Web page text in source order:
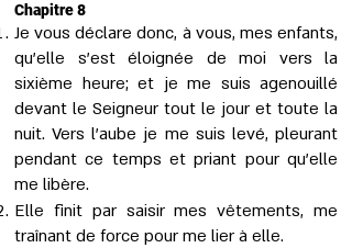
Chapitre 8
Je vous déclare donc, à vous, mes enfants,
qu’elle s’est éloignée de moi vers la
sixième heure; et je me suis agenouillé
devant le Seigneur tout le jour et toute la
nuit. Vers l’aube je me suis levé, pleurant
pendant ce temps et priant pour qu’elle
me libère.
Elle finit par saisir mes vêtements, me
traînant de force pour me lier à elle.